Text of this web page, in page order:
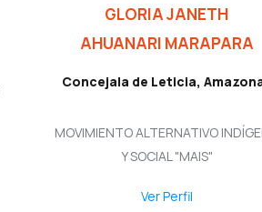
GLORIA JANETH
AHUANARI MARAPARA
Concejala de Leticia,
MOVIMIENTO ALTERNATIVO
Y SOCIAL "MAIS"
Ver Perfil